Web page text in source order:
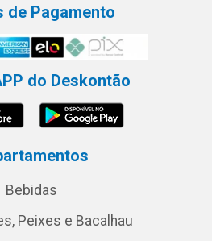
de Pagamento
do Deskontão
Bebidas
Peixes e Bacalhau